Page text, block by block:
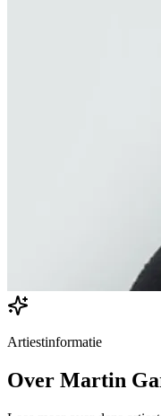
Artiestinformatie
Over Martin